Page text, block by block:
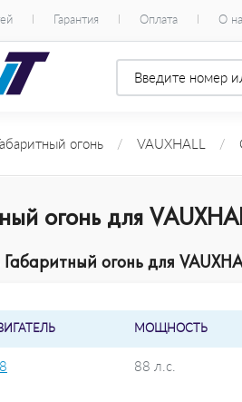
Гарантия Оплата О
огонь / VAUXHALL /
огонь для
огонь для
МОЩНОСТЬ
88 л.с.